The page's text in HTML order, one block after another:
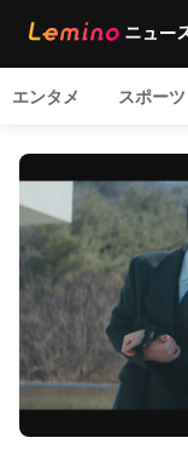
エンタメ スポーツ